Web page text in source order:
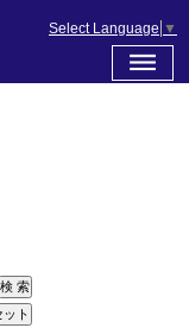
Select Language ▼